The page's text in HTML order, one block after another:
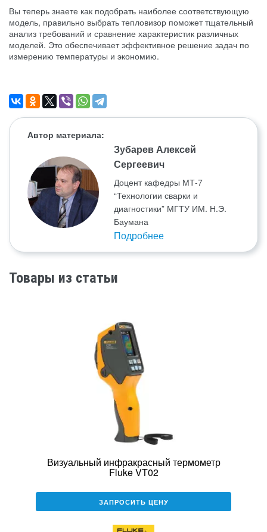
Вы теперь знаете как подобрать наиболее соответствующую
модель, правильно выбрать тепловизор поможет тщательный
анализ требований и сравнение характеристик различных
моделей. Это обеспечивает эффективное решение задач по
измерению температуры и экономию.
Автор материала:
Зубарев Алексей
Сергеевич
Доцент кафедры МТ-7
“Технологии сварки и
диагностики” МГТУ ИМ. Н.Э.
Баумана
Подробнее
Товары из статьи
Визуальный инфракрасный термометр
Fluke VT02
ЗАПРОСИТЬ ЦЕНУ